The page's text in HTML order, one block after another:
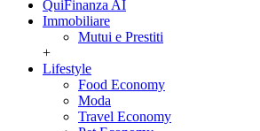
QuiFinanza AI
Immobiliare
Mutui e Prestiti
+
Lifestyle
Food Economy
Moda
Travel Economy